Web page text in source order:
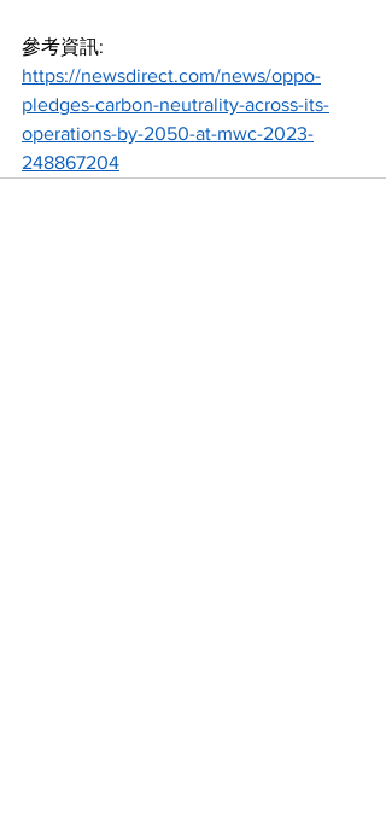
參考資訊:
https://newsdirect.com/news/oppo-
pledges-carbon-neutrality-across-its-
operations-by-2050-at-mwc-2023-
248867204